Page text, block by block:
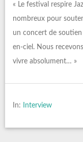
« Le festival respire
nombreux pour
un concert de soutien
en-ciel. Nous
vivre absolument… »
In: Interview